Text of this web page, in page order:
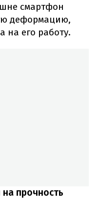
смартфон
деформацию,
на его работу.
прочность